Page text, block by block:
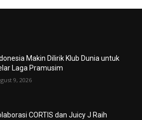
Makin Dilirik Klub Dunia untuk
Laga Pramusim
9, 2026
CORTIS dan Juicy J Raih